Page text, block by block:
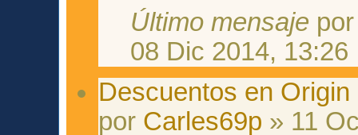
Último mensaje
08 Dic 2014, 13:26
Descuentos en Origin
por Carles69p » 11